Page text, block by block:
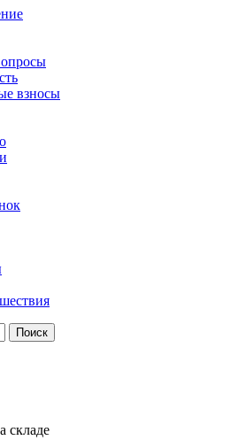
взносы
складе